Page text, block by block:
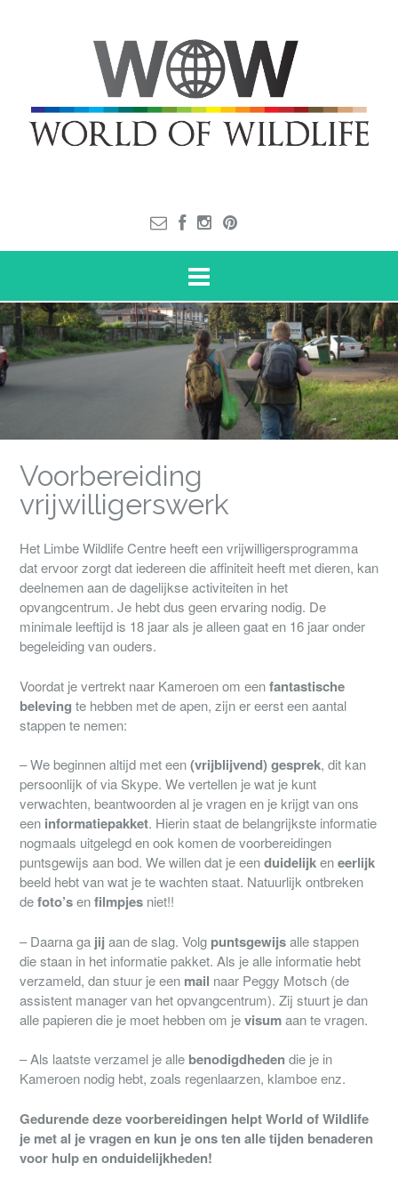
Voorbereiding
vrijwilligerswerk
Het Limbe Wildlife Centre heeft een vrijwilligersprogramma
dat ervoor zorgt dat iedereen die affiniteit heeft met dieren, kan
deelnemen aan de dagelijkse activiteiten in het
opvangcentrum. Je hebt dus geen ervaring nodig. De
minimale leeftijd is 18 jaar als je alleen gaat en 16 jaar onder
begeleiding van ouders.
Voordat je vertrekt naar Kameroen om eenfantastische
beleving te hebben met de apen, zijn er eerst een aantal
stappen te nemen:
– We beginnen altijd met een(vrijblijvend) gesprek, dit kan
persoonlijk of via Skype. We vertellen je wat je kunt
verwachten, beantwoorden al je vragen en je krijgt van ons
een informatiepakket. Hierin staat de belangrijkste informatie
nogmaals uitgelegd en ook komen de voorbereidingen
puntsgewijs aan bod. We willen dat je eenduidelijkeneerlijk
beeld hebt van wat je te wachten staat. Natuurlijk ontbreken
defoto’senfilmpjes niet!!
– Daarna ga jijaan de slag. Volg puntsgewijsalle stappen
die staan in het informatie pakket. Als je alle informatie hebt
verzameld, dan stuur je een mail naar Peggy Motsch (de
assistent manager van het opvangcentrum). Zij stuurt je dan
alle papieren die je moet hebben om jevisumaan te vragen.
– Als laatste verzamel je alle benodigdhedendie je in
Kameroen nodig hebt, zoals regenlaarzen, klamboe enz.
Gedurende deze voorbereidingen helpt World of Wildlife
je met al je vragen en kun je ons ten alle tijden benaderen
voor hulp en onduidelijkheden!